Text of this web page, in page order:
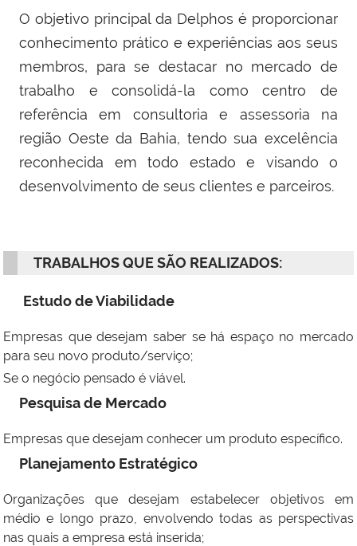
O objetivo principal da Delphos é proporcionar
conhecimento prático e experiências aos seus
membros, para se destacar no mercado de
trabalho e consolidá-la como centro de
referência em consultoria e assessoria na
região Oeste da Bahia, tendo sua excelência
reconhecida em todo estado e visando o
desenvolvimento de seus clientes e parceiros.
TRABALHOS QUE SÃO REALIZADOS:
Estudo de Viabilidade
Empresas que desejam saber se há espaço no mercado
para seu novo produto/serviço;
Se o negócio pensado é viável.
Pesquisa de Mercado
Empresas que desejam conhecer um produto específico.
Planejamento Estratégico
Organizações que desejam estabelecer objetivos em
médio e longo prazo, envolvendo todas as perspectivas
nas quais a empresa está inserida;